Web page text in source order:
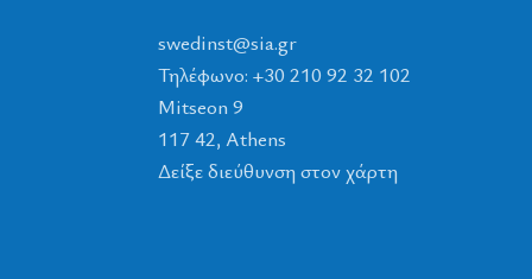
rg
.
ais
@
tsnidews
Τηλέφωνο: +30 210 92 32 102
Mitseon 9
117 42, Athens
Δείξε διεύθυνση στον χάρτη